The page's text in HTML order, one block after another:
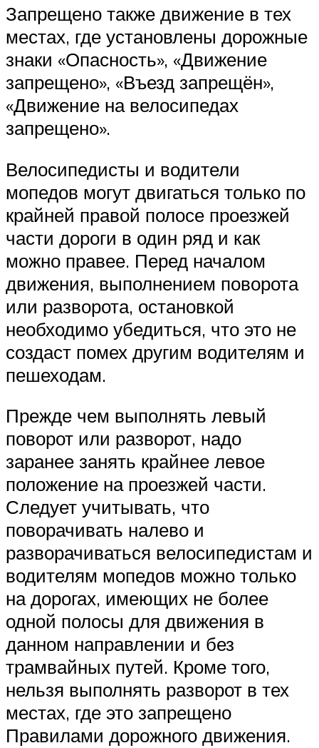
Запрещено также движение в тех
местах, где установлены дорожные
знаки «Опасность», «Движение
запрещено», «Въезд запрещён»,
«Движение на велосипедах
запрещено».
Велосипедисты и водители
мопедов могут двигаться только по
крайней правой полосе проезжей
части дороги в один ряд и как
можно правее. Перед началом
движения, выполнением поворота
или разворота, остановкой
необходимо убедиться, что это не
создаст помех другим водителям и
пешеходам.
Прежде чем выполнять левый
поворот или разворот, надо
заранее занять крайнее левое
положение на проезжей части.
Следует учитывать, что
поворачивать налево и
разворачиваться велосипедистам и
водителям мопедов можно только
на дорогах, имеющих не более
одной полосы для движения в
данном направлении и без
трамвайных путей. Кроме того,
нельзя выполнять разворот в тех
местах, где это запрещено
Правилами дорожного движения.